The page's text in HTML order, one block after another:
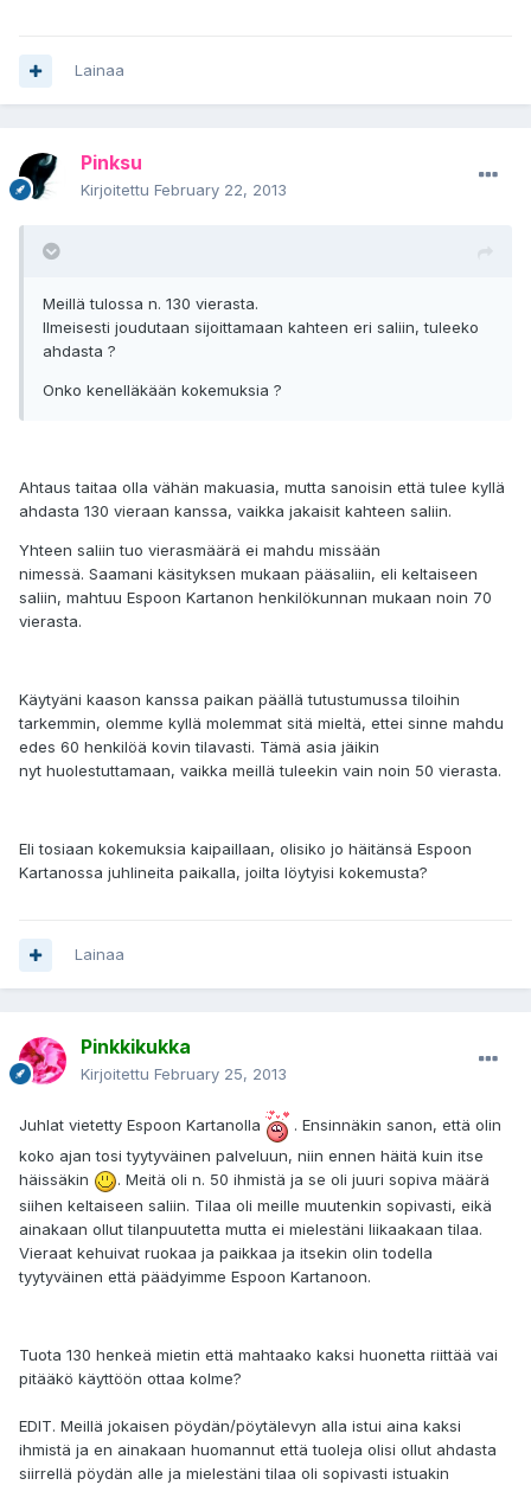
Lainaa
Pinksu
Kirjoitettu February 22, 2013
Meillä tulossa n. 130 vierasta.
Ilmeisesti joudutaan sijoittamaan kahteen eri saliin, tuleeko
ahdasta ?
Onko kenelläkään kokemuksia ?
Ahtaus taitaa olla vähän makuasia, mutta sanoisin että tulee kyllä
ahdasta 130 vieraan kanssa, vaikka jakaisit kahteen saliin.
Yhteen saliin tuo vierasmäärä ei mahdu missään
nimessä. Saamani käsityksen mukaan pääsaliin, eli keltaiseen
saliin, mahtuu Espoon Kartanon henkilökunnan mukaan noin 70
vierasta.
Käytyäni kaason kanssa paikan päällä tutustumussa tiloihin
tarkemmin, olemme kyllä molemmat sitä mieltä, ettei sinne mahdu
edes 60 henkilöä kovin tilavasti. Tämä asia jäikin
nyt huolestuttamaan, vaikka meillä tuleekin vain noin 50 vierasta.
Eli tosiaan kokemuksia kaipaillaan, olisiko jo häitänsä Espoon
Kartanossa juhlineita paikalla, joilta löytyisi kokemusta?
Lainaa
Pinkkikukka
Kirjoitettu February 25, 2013
Juhlat vietetty Espoon Kartanolla
. Ensinnäkin sanon, että olin
koko ajan tosi tyytyväinen palveluun, niin ennen häitä kuin itse
häissäkin
. Meitä oli n. 50 ihmistä ja se oli juuri sopiva määrä
siihen keltaiseen saliin. Tilaa oli meille muutenkin sopivasti, eikä
ainakaan ollut tilanpuutetta mutta ei mielestäni liikaakaan tilaa.
Vieraat kehuivat ruokaa ja paikkaa ja itsekin olin todella
tyytyväinen että päädyimme Espoon Kartanoon.
Tuota 130 henkeä mietin että mahtaako kaksi huonetta riittää vai
pitääkö käyttöön ottaa kolme?
EDIT. Meillä jokaisen pöydän/pöytälevyn alla istui aina kaksi
ihmistä ja en ainakaan huomannut että tuoleja olisi ollut ahdasta
siirrellä pöydän alle ja mielestäni tilaa oli sopivasti istuakin